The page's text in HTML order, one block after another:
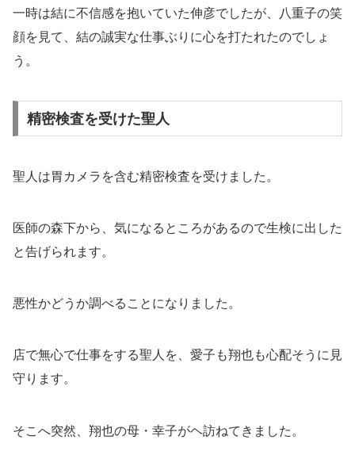
一時は結に不信感を抱いていた伸彦でしたが、八重子の笑
顔を見て、結の誠実な仕事ぶりに心を打たれたのでしょ
う。
精密検査を受けた聖人
聖人は胃カメラを含む精密検査を受けました。
医師の森下から、気になるところがあるので生検に出した
と告げられます。
悪性かどうか調べることになりました。
店で無心で仕事をする聖人を、愛子も翔也も心配そうに見
守ります。
そこへ突然、翔也の母・幸子がヘ訪ねてきました。